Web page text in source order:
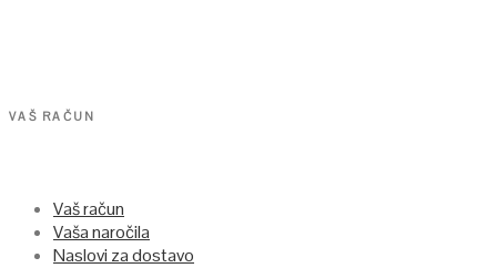
VAŠ RAČUN
Vaš račun
Vaša naročila
Naslovi za dostavo